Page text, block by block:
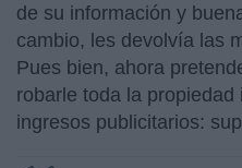
de su información y
cambio, les devolvía las
Pues bien, ahora
robarle toda la
ingresos publicitarios: